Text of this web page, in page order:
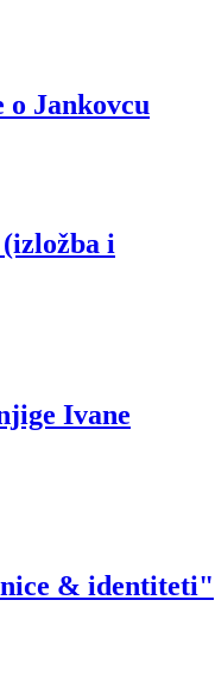
Jankovcu
i
Ivane
& identiteti"